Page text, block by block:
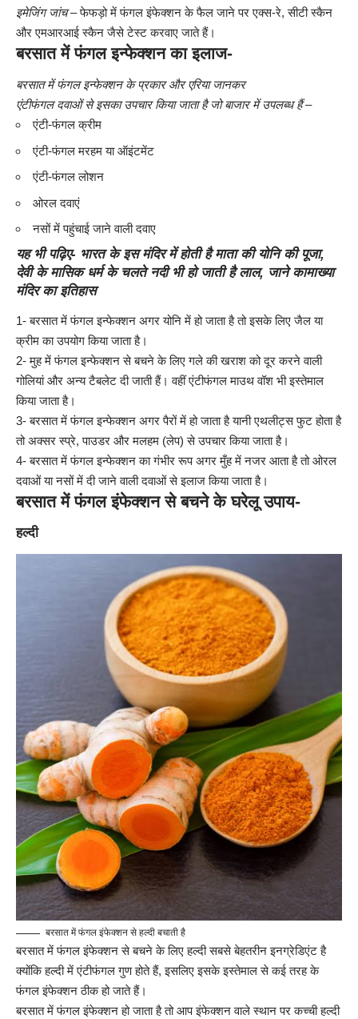
इमेजिंग जांच– फेफड़ो में फंगल इंफेक्शन के फैल जाने पर एक्स-रे, सीटी स्कैन
और एमआरआई स्कैन जैसे टेस्ट करवाए जाते हैं।
बरसात में फंगल इन्फेक्शन का इलाज-
बरसात में फंगल इन्फेक्शन के प्रकार और एरिया जानकर
एंटीफंगल दवाओं से इसका उपचार किया जाता है जो बाजार में उपलब्ध हैं –
एंटी-फंगल क्रीम
एंटी-फंगल मरहम या ऑइंटमेंट
एंटी-फंगल लोशन
ओरल दवाएं
नसों में पहुंचाई जाने वाली दवाए
यह भी पढ़िए- भारत के इस मंदिर में होती है माता की योनि की पूजा,
देवी के मासिक धर्म के चलते नदी भी हो जाती है लाल, जाने कामाख्या
मंदिर का इतिहास
1- बरसात में फंगल इन्फेक्शन अगर योनि में हो जाता है तो इसके लिए जैल या
क्रीम का उपयोग किया जाता है।
2- मुह में फंगल इन्फेक्शन से बचने के लिए गले की खराश को दूर करने वाली
गोलियां और अन्य टैबलेट दी जाती हैं। वहीं एंटीफंगल माउथ वॉश भी इस्तेमाल
किया जाता है।
3- बरसात में फंगल इन्फेक्शन अगर पैरों में हो जाता है यानी एथलीट्स फुट होता है
तो अक्सर स्प्रे, पाउडर और मलहम (लेप) से उपचार किया जाता है।
4- बरसात में फंगल इन्फेक्शन का गंभीर रूप अगर मुँह में नजर आता है तो ओरल
दवाओं या नसों में दी जाने वाली दवाओं से इलाज किया जाता है।
बरसात में फंगल इंफेक्शन से बचने के घरेलू उपाय-
हल्दी
बरसात में फंगल इंफेक्शन से हल्दी बचाती है
बरसात में फंगल इंफेक्शन से बचने के लिए हल्दी सबसे बेहतरीन इनग्रेडिएंट है
क्योंकि हल्दी में एंटीफंगल गुण होते हैं, इसलिए इसके इस्तेमाल से कई तरह के
फंगल इंफेक्शन ठीक हो जाते हैं।
बरसात मेंफंगल इंफेक्शनहो जाता है तो आप इंफेक्शन वाले स्थान पर कच्ची हल्दी